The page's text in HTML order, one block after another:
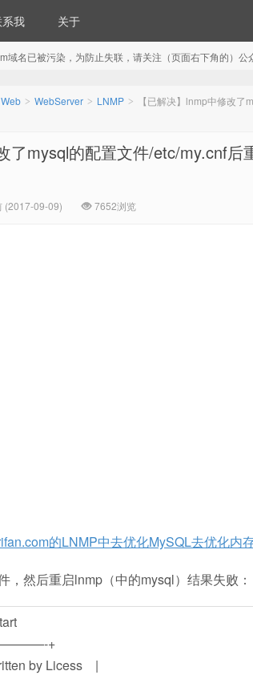
我 关于
域名已被污染，为防止失联，请关注（页面右下角的）公
Web > WebServer > LNMP >
【已解决】lnmp中修改
了mysql的配置文件/etc/my.cnf
(2017-09-09) 7652浏览
的LNMP中去优化MySQL去优化内
，然后重启lnmp（中的mysql）结果失败：
+
by Licess |